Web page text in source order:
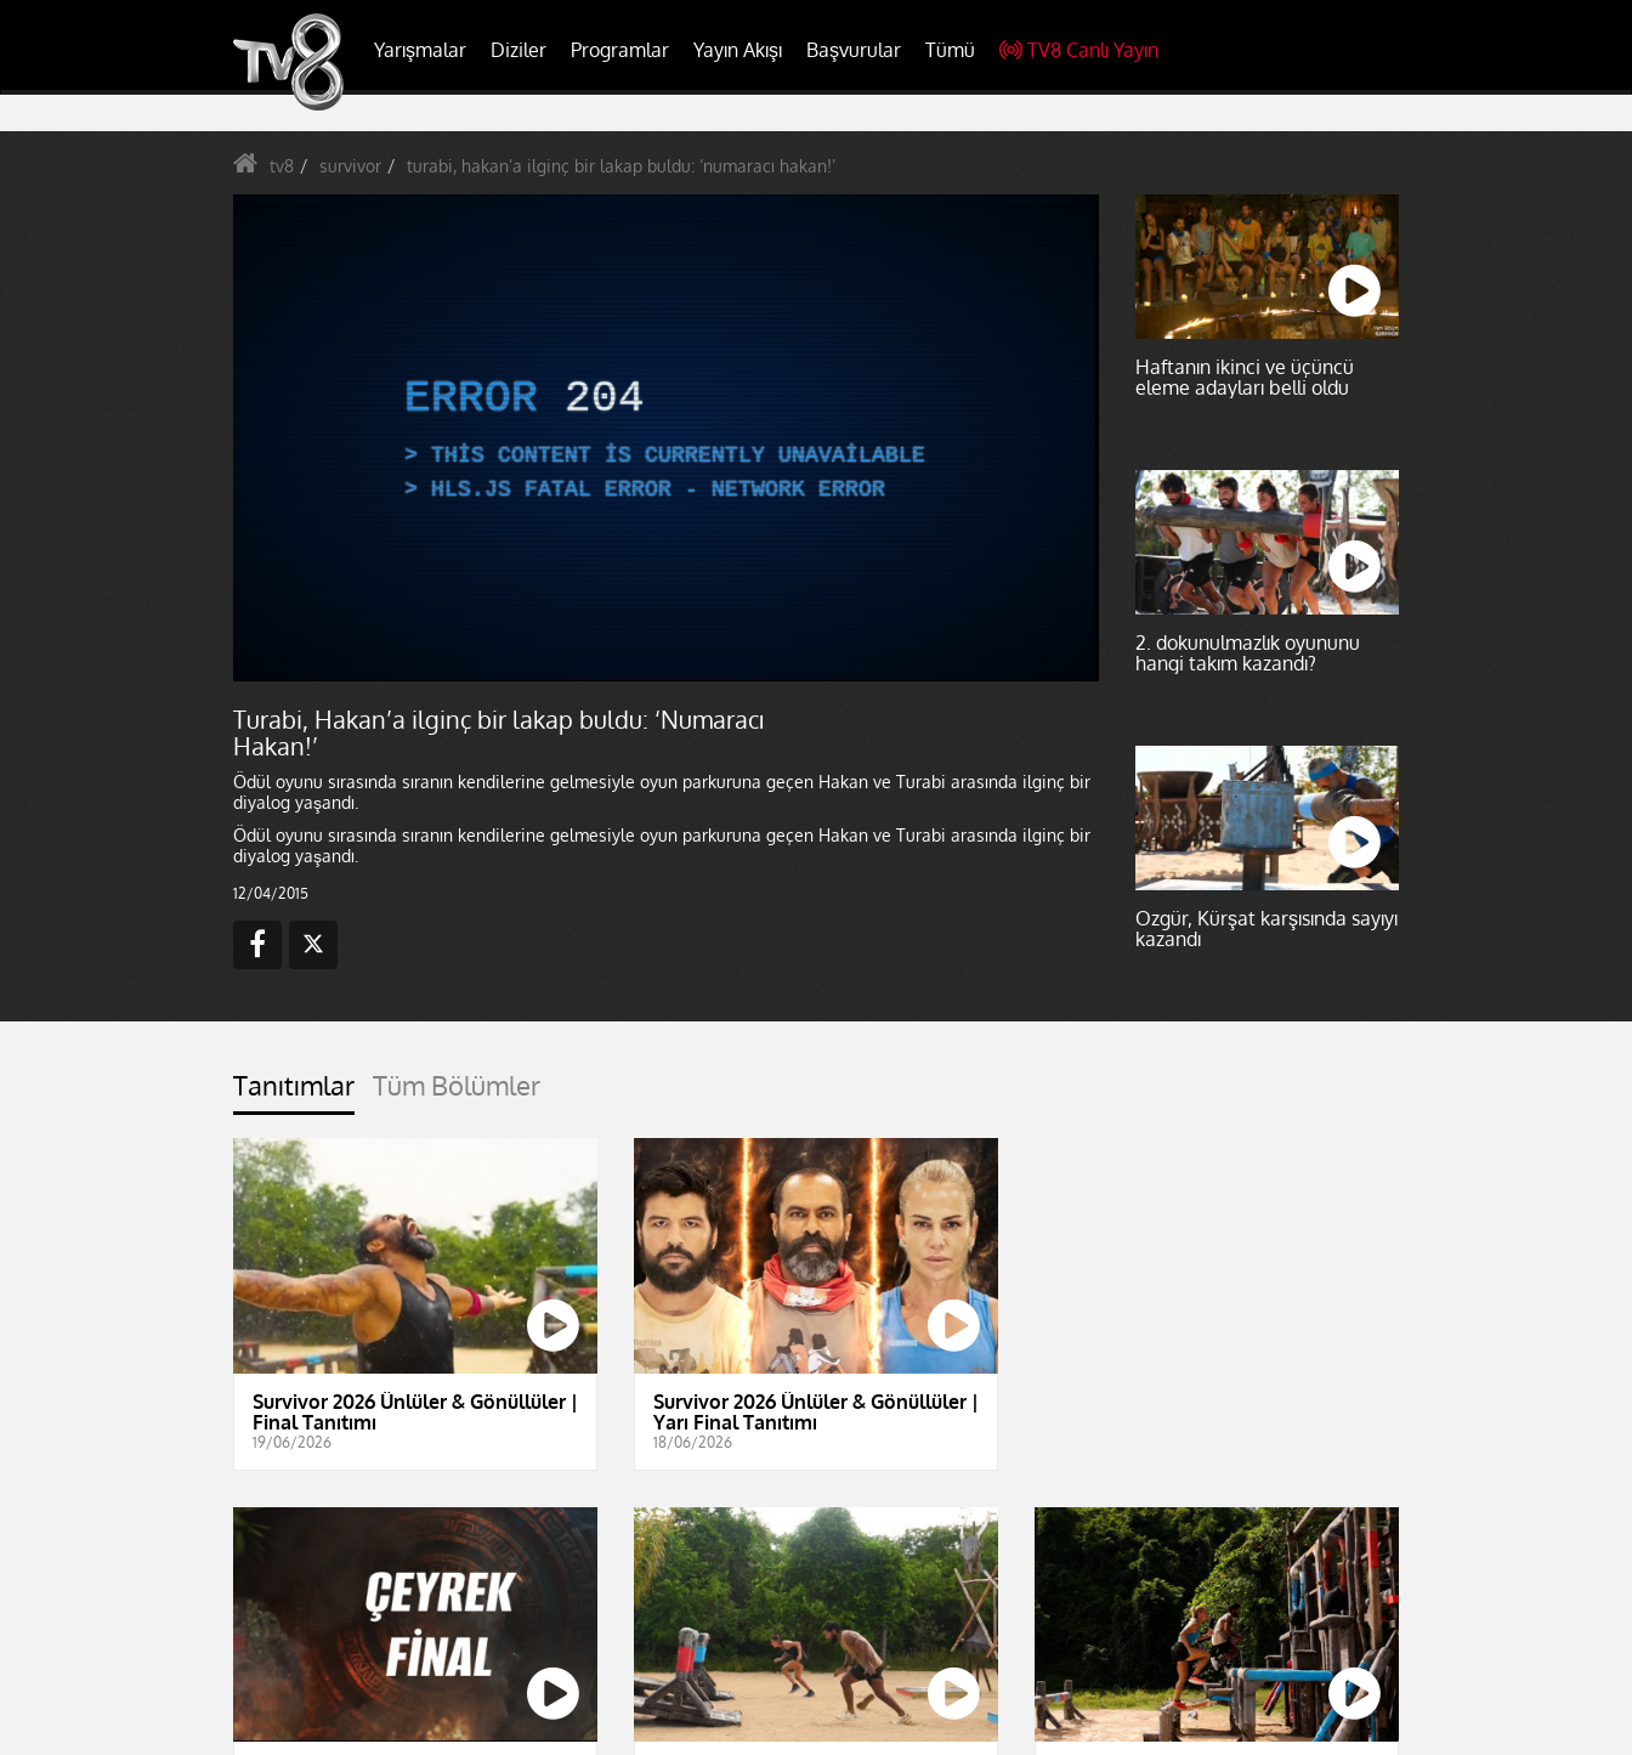
Yarışmalar Diziler Programlar Yayın Akışı Başvurular Tümü TV8 Canlı Yayın
tv8 survivor turabi, hakan’a ilginç bir lakap buldu: ‘numaracı hakan!’
ERROR 204
THIS CONTENT IS CURRENTLY UNAVAILABLE
HLS.JS FATAL ERROR - NETWORK ERROR
Turabi, Hakan’a ilginç bir lakap buldu: ‘Numaracı
Hakan!’
Ödül oyunu sırasında sıranın kendilerine gelmesiyle oyun parkuruna geçen Hakan ve Turabi arasında ilginç bir
diyalog yaşandı.
Ödül oyunu sırasında sıranın kendilerine gelmesiyle oyun parkuruna geçen Hakan ve Turabi arasında ilginç bir
diyalog yaşandı.
12/04/2015
Haftanın ikinci ve üçüncü
eleme adayları belli oldu
2. dokunulmazlık oyununu
hangi takım kazandı?
Özgür, Kürşat karşısında sayıyı
kazandı
Tanıtımlar Tüm Bölümler
Survivor 2026 Ünlüler & Gönüllüler |
Final Tanıtımı
19/06/2026
Survivor 2026 Ünlüler & Gönüllüler |
Yarı Final Tanıtımı
18/06/2026